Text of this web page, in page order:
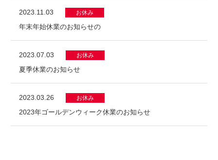
2023.11.03 お休み
年末年始休業のお知らせの
2023.07.03 お休み
夏季休業のお知らせ
2023.03.26 お休み
2023年ゴールデンウィーク休業のお知らせ